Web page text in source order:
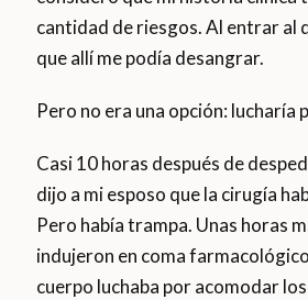
cantidad de riesgos. Al entrar al
que allí me podía desangrar.
Pero no era una opción: lucharía
Casi 10 horas después de
dijo a mi esposo que la cirugía
Pero había trampa. Unas horas
indujeron en coma
cuerpo luchaba por acomodar